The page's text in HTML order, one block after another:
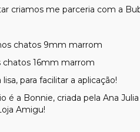
criamos me parceria com a
chatos 9mm marrom
chatos 16mm marrom
para facilitar a aplicação!
é a Bonnie, criada pela Ana
Amigu!